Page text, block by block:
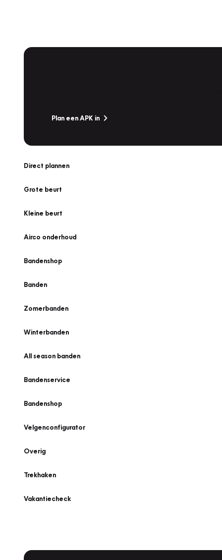
Plan een APK in
Direct plannen
Grote beurt
Kleine beurt
Airco onderhoud
Bandenshop
Banden
Zomerbanden
Winterbanden
All season banden
Bandenservice
Bandenshop
Velgenconfigurator
Overig
Trekhaken
Vakantiecheck